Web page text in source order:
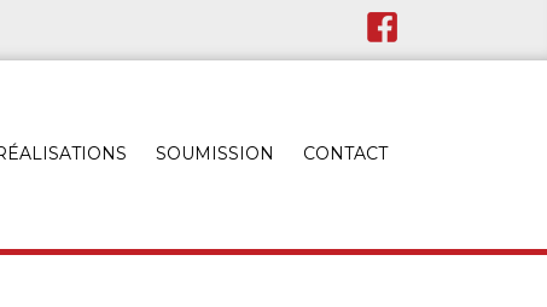
SOUMISSION CONTACT